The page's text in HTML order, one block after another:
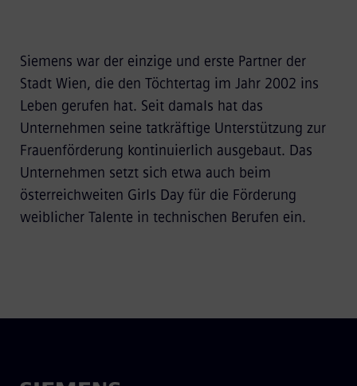
Siemens war der einzige und erste Partner der
Stadt Wien, die den Töchtertag im Jahr 2002 ins
Leben gerufen hat. Seit damals hat das
Unternehmen seine tatkräftige Unterstützung zur
Frauenförderung kontinuierlich ausgebaut. Das
Unternehmen setzt sich etwa auch beim
österreichweiten Girls Day für die Förderung
weiblicher Talente in technischen Berufen ein.